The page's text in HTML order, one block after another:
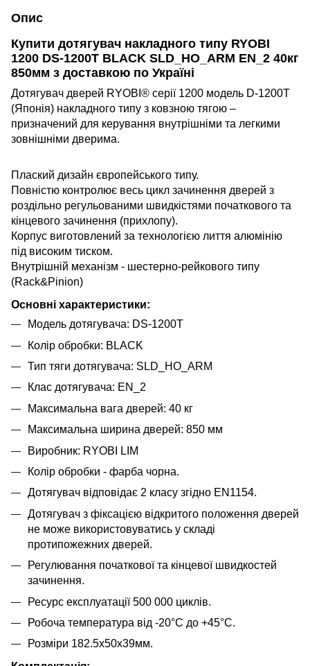
Опис
Купити дотягувач накладного типу RYOBI
1200 DS-1200T BLACK SLD_HO_ARM EN_2 40кг
850мм з доставкою по Україні
Дотягувач дверей RYOBI® серії 1200 модель D-1200T
(Японія) накладного типу з ковзною тягою –
призначений для керування внутрішніми та легкими
зовнішніми дверима.
Плаский дизайн європейського типу.
Повністю контролює весь цикл зачинення дверей з
роздільно регульованими швидкістями початкового та
кінцевого зачинення (прихлопу).
Корпус виготовлений за технологією лиття алюмінію
під високим тиском.
Внутрішній механізм - шестерно-рейкового типу
(Rack&Pinion)
Основні характеристики:
Модель дотягувача: DS-1200T
Колір обробки: BLACK
Тип тяги дотягувача: SLD_HO_ARM
Клас дотягувача: EN_2
Максимальна вага дверей: 40 кг
Максимальна ширина дверей: 850 мм
Виробник: RYOBI LIM
Колір обробки - фарба чорна.
Дотягувач відповідає 2 класу згідно EN1154.
Дотягувач з фіксацією відкритого положення дверей
не може використовуватись у складі
протипожежних дверей.
Регулювання початкової та кінцевої швидкостей
зачинення.
Ресурс експлуатації 500 000 циклів.
Робоча температура від -20°С до +45°С.
Розміри 182.5х50х39мм.